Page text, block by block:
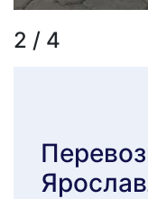
2 / 4